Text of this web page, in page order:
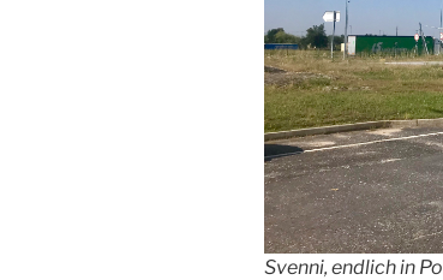
Svenni, endlich in